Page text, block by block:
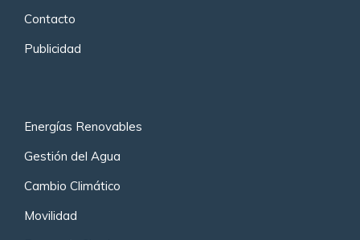
Contacto
Publicidad
Energías Renovables
Gestión del Agua
Cambio Climático
Movilidad